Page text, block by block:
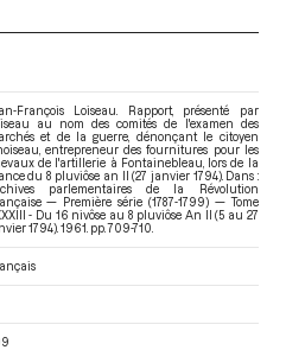
au 8 pluviôse An II (5 au 27 janvier 1794)
François Loiseau. Rapport, présenté par
au nom des comités de l'examen des
et de la guerre, dénonçant le citoyen
entrepreneur des fournitures pour les
de l'artillerie à Fontainebleau, lors de la
du 8 pluviôse an II (27 janvier 1794). Dans :
parlementaires de la Révolution
— Première série (1787-1799) — Tome
- Du 16 nivôse au 8 pluviôse An II (5 au 27
1794). 1961. pp. 709-710.